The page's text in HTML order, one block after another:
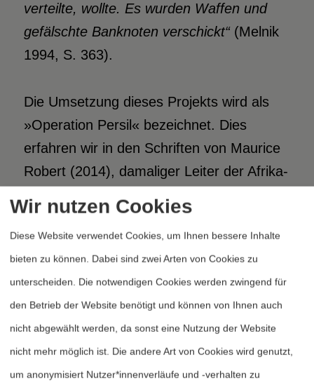
verteilte, wollte. Es wurden Waffen und
gefälschte Banknoten verschickt“(Melnik
1994, S. 363).
Die Umsetzung dieses Projekts wird als
»Operation Persil« bezeichnet. Dies
erfahren wir in den Schriften von Maurice
Robert (2014), damaliger Leiter der Afrika-
Documentation Extérieure et de Contre-
Espionnage). Diese Operation trug
maßgeblich zur Schwächung der
guineischen Wirtschaft bei. Heute wird
Guinea missbräuchlich als Beispiel
angezeigt, um jeden anderen Staat
abzuschrecken, der aus dem Franc-CFA-
System aussteigen möchte. Die
Wir nutzen Cookies
Diese Website verwendet Cookies, um Ihnen bessere Inhalte
bieten zu können. Dabei sind zwei Arten von Cookies zu
unterscheiden. Die notwendigen Cookies werden zwingend für
den Betrieb der Website benötigt und können von Ihnen auch
nicht abgewählt werden, da sonst eine Nutzung der Website
nicht mehr möglich ist. Die andere Art von Cookies wird genutzt,
um anonymisiert Nutzer*innenverläufe und -verhalten zu